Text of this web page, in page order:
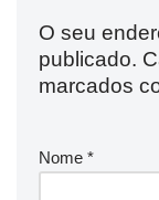
O seu
publicado.
marcados
Nome *